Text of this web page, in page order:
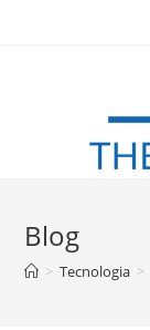
Blog
> Tecnologia >